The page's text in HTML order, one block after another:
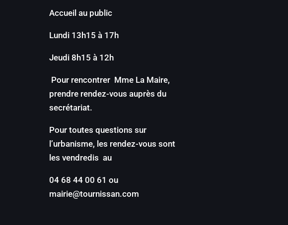
Accueil au public
Lundi 13h15 à 17h
Jeudi 8h15 à 12h
Pour rencontrer Mme La Maire,
prendre rendez-vous auprès du
secrétariat.
Pour toutes questions sur
l’urbanisme, les rendez-vous sont
les vendredis au
04 68 44 00 61 ou
mairie@tournissan.com